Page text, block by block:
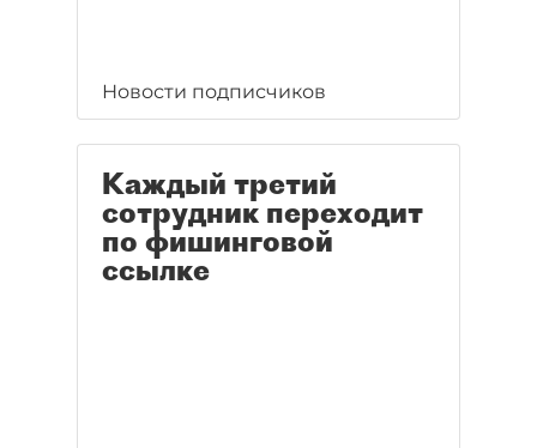
Новости подписчиков
Каждый третий
сотрудник переходит
по фишинговой
ссылке